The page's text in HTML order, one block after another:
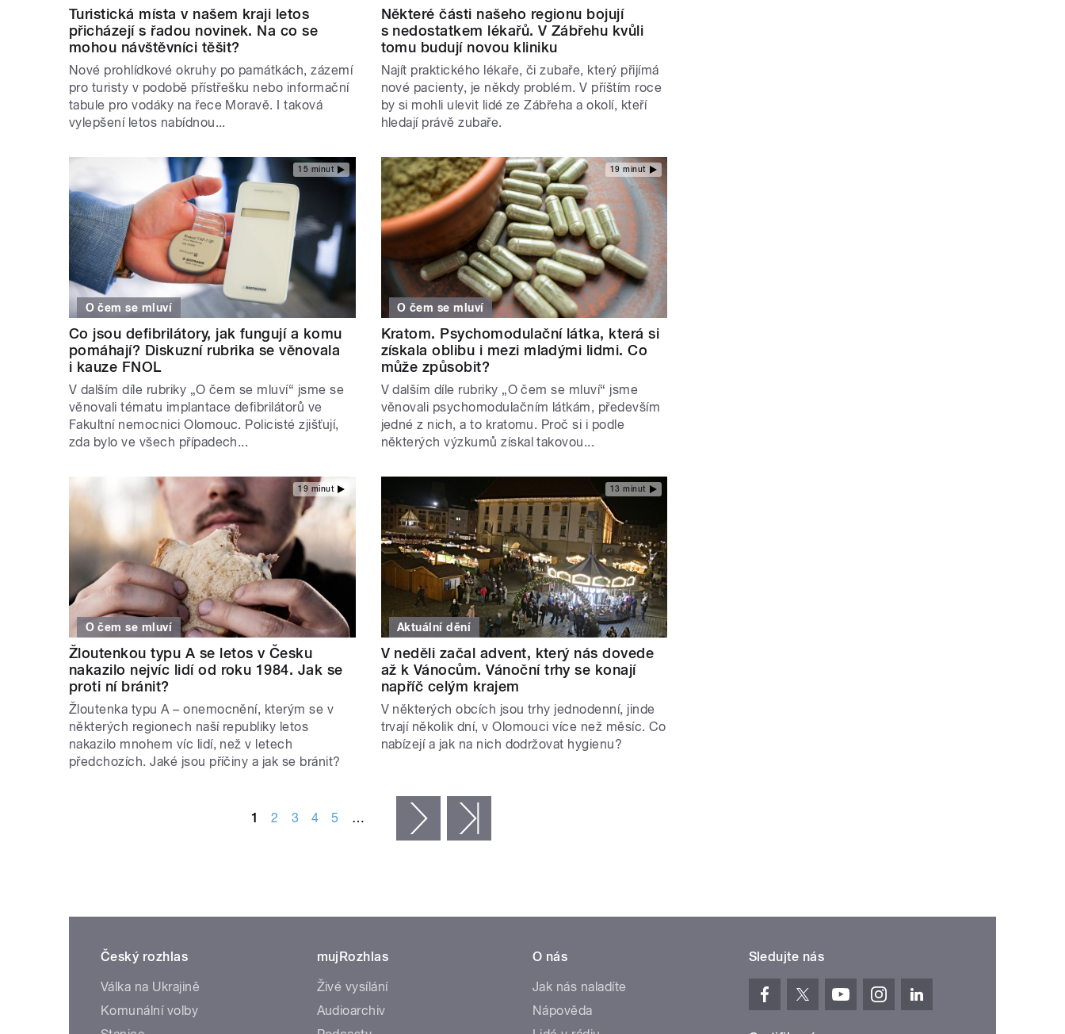
Turistická místa v našem kraji letos
přicházejí s řadou novinek. Na co se
mohou návštěvníci těšit?
Nové prohlídkové okruhy po památkách, zázemí
pro turisty v podobě přístřešku nebo informační
tabule pro vodáky na řece Moravě. I taková
vylepšení letos nabídnou...
Některé části našeho regionu bojují
s nedostatkem lékařů. V Zábřehu kvůli
tomu budují novou kliniku
Najít praktického lékaře, či zubaře, který přijímá
nové pacienty, je někdy problém. V příštím roce
by si mohli ulevit lidé ze Zábřeha a okolí, kteří
hledají právě zubaře.
15 minut
O čem se mluví
Co jsou defibrilátory, jak fungují a komu
pomáhají? Diskuzní rubrika se věnovala
i kauze FNOL
V dalším díle rubriky „O čem se mluví“ jsme se
věnovali tématu implantace defibrilátorů ve
Fakultní nemocnici Olomouc. Policisté zjišťují,
zda bylo ve všech případech...
19 minut
O čem se mluví
Kratom. Psychomodulační látka, která si
získala oblibu i mezi mladými lidmi. Co
může způsobit?
V dalším díle rubriky „O čem se mluví“ jsme
věnovali psychomodulačním látkám, především
jedné z nich, a to kratomu. Proč si i podle
některých výzkumů získal takovou...
19 minut
O čem se mluví
Žloutenkou typu A se letos v Česku
nakazilo nejvíc lidí od roku 1984. Jak se
proti ní bránit?
Žloutenka typu A – onemocnění, kterým se v
některých regionech naší republiky letos
nakazilo mnohem víc lidí, než v letech
předchozích. Jaké jsou příčiny a jak se bránit?
13 minut
Aktuální dění
V neděli začal advent, který nás dovede
až k Vánocům. Vánoční trhy se konají
napříč celým krajem
V některých obcích jsou trhy jednodenní, jinde
trvají několik dní, v Olomouci více než měsíc. Co
nabízejí a jak na nich dodržovat hygienu?
1 2 3 4 5 … následující ›
Český rozhlas
Válka na Ukrajině
Komunální volby
mujRozhlas
Živé vysílání
Audioarchiv
O nás
Jak nás naladíte
Nápověda
Sledujte nás